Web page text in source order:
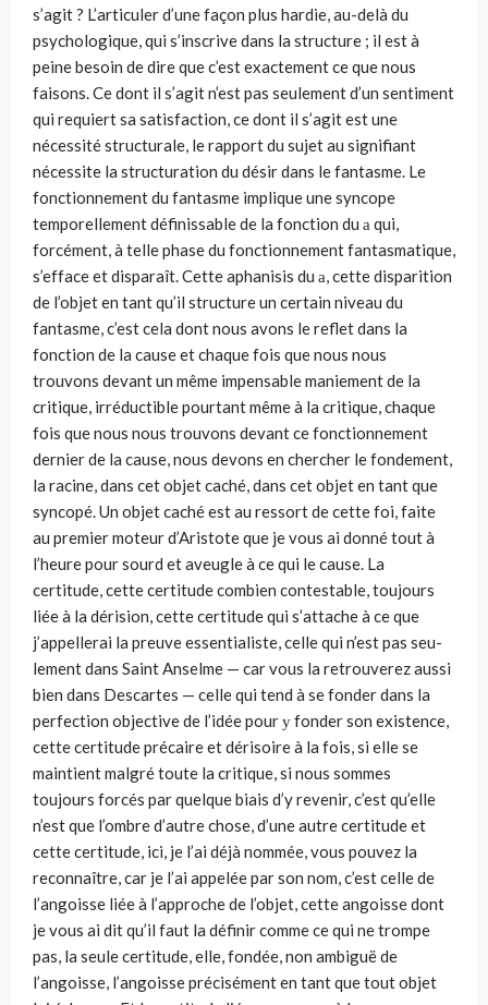
s’agit ? L’articuler d’une façon plus hardie, au-delà du
psychologique, qui s’inscrive dans la structure ; il est à
peine besoin de dire que c’est exactement ce que nous
faisons. Ce dont il s’agit n’est pas seulement d’un sentiment
qui requiert sa satisfaction, ce dont il s’agit est une
nécessité structurale, le rapport du sujet au signifiant
nécessite la structuration du désir dans le fantasme. Le
fonctionnement du fantasme implique une syncope
temporellement définissable de la fonction du а qui,
forcément, à telle phase du fonctionnement fantasmatique,
s’effa­ce et disparaît. Cette aphanisis du а, cette disparition
de l’objet en tant qu’il structure un certain niveau du
fantasme, c’est cela dont nous avons le reflet dans la
fonction de la cause et chaque fois que nous nous
trouvons devant un même impensable maniement de la
critique, irréductible pourtant même à la critique, chaque
fois que nous nous trouvons devant ce fonctionnement
dernier de la cause, nous devons en chercher le fondement,
la racine, dans cet objet caché, dans cet objet en tant que
syncopé. Un objet caché est au ressort de cette foi, faite
au premier moteur d’Aristote que je vous ai donné tout à
l’heure pour sourd et aveugle à ce qui le cause. La
certitude, cette cer­titude combien contestable, toujours
liée à la dérision, cette certitude qui s’attache à ce que
j’appellerai la preuve essentialiste, celle qui n’est pas seu­
lement dans Saint Anselme — car vous la retrouverez aussi
bien dans Descartes — celle qui tend à se fonder dans la
perfection objective de l’idée pour у fonder son existence,
cette certitude précaire et dérisoire à la fois, si elle se
maintient malgré toute la critique, si nous sommes
toujours forcés par quelque biais d’y revenir, c’est qu’elle
n’est que l’ombre d’autre chose, d’une autre certitude et
cette certitude, ici, je l’ai déjà nommée, vous pou­vez la
reconnaître, car je l’ai appelée par son nom, c’est celle de
l’angoisse liée à l’approche de l’objet, cette angoisse dont
je vous ai dit qu’il faut la définir comme ce qui ne trompe
pas, la seule certitude, elle, fondée, non ambiguë de
l’angoisse, l’angoisse précisément en tant que tout objet